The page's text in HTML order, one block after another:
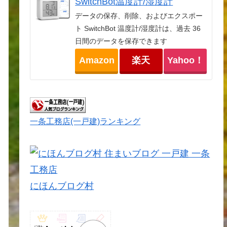
データの保存、削除、およびエクスポー
ト SwitchBot 温度計/湿度計は、過去 36
日間のデータを保存できます
Amazon 楽天 Yahoo！
一条工務店(一戸建)ランキング
にほんブログ村